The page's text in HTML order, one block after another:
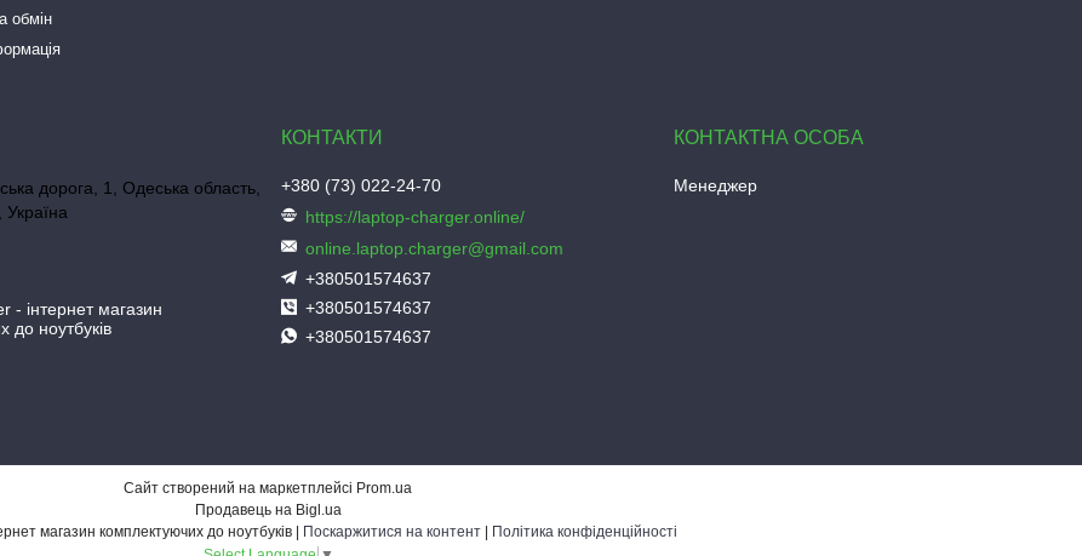
обмін
дорога, 1, Одеська область,
- інтернет магазин
до ноутбуків
+380 (73) 022-24-70
https://laptop-charger.online/
online.laptop.charger@gmail.com
+380501574637
+380501574637
+380501574637
Менеджер
Сайт створений на маркетплейсі Prom.ua
Продавець на Bigl.ua
Поскаржитися на контент
Політика конфіденційності